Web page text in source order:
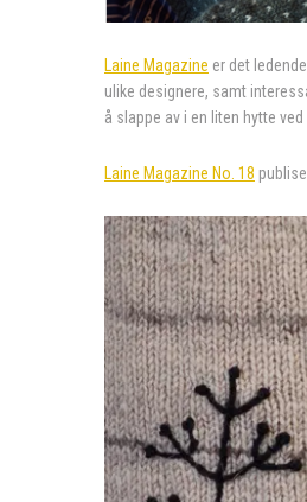
Laine Magazine er det
ulike designere, samt
å slappe av i en liten hytte
Laine Magazine No. 18